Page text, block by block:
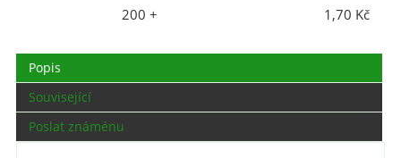
200 +
1,70 Kč
Popis
Související
Poslat známénu